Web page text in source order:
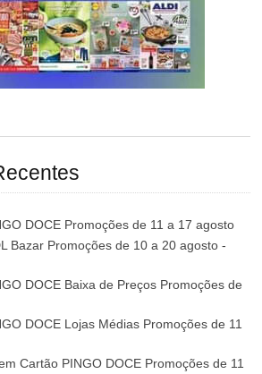
DOCE Promoções de 11 a 17 agosto
Bazar Promoções de 10 a 20 agosto -
DOCE Baixa de Preços Promoções de
DOCE Lojas Médias Promoções de 11
Cartão PINGO DOCE Promoções de 11